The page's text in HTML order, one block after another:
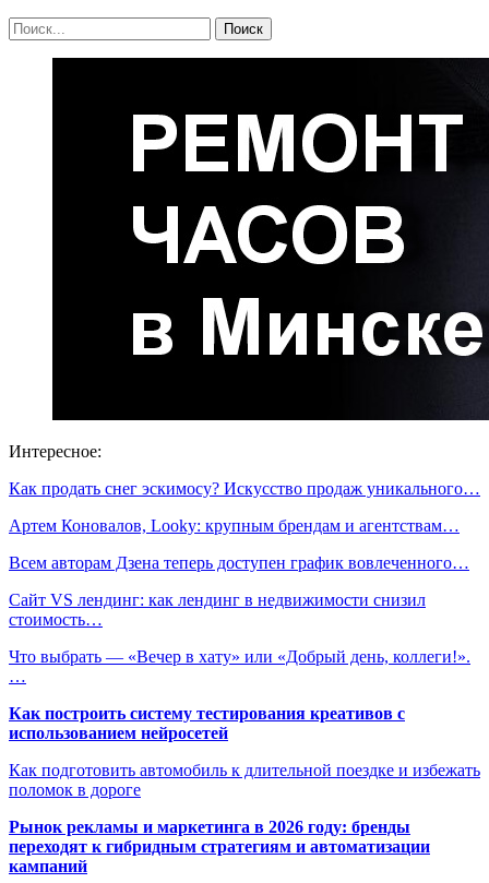
Интересное:
Как продать снег эскимосу? Искусство продаж уникального…
Артем Коновалов, Looky: крупным брендам и агентствам…
Всем авторам Дзена теперь доступен график вовлеченного…
Сайт VS лендинг: как лендинг в недвижимости снизил
стоимость…
Что выбрать — «Вечер в хату» или «Добрый день, коллеги!».
…
Как построить систему тестирования креативов с
использованием нейросетей
Как подготовить автомобиль к длительной поездке и избежать
поломок в дороге
Рынок рекламы и маркетинга в 2026 году: бренды
переходят к гибридным стратегиям и автоматизации
кампаний